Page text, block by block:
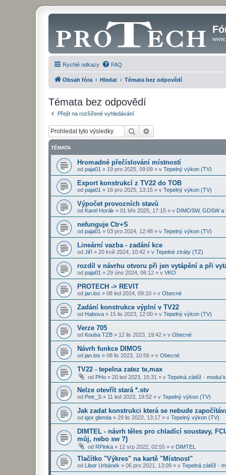
Rychlé odkazy FAQ
Obsah fóra Hledat Témata bez odpovědí
Témata bez odpovědí
Přejít na rozšířené vyhledávání
Hledat
TÉMATA
Hromadné přečíslování místností
od paja01 » 19 pro 2025, 09:09 » v Tepelný výkon (TV)
Export konstrukcí z TV22 do TOB
od paja01 » 16 pro 2025, 13:15 » v Tepelný výkon (TV)
Výpočet provozních stavů
od Karel Horák » 01 bře 2025, 17:15 » v DIMOSW, GDSW a
nefunguje Ctr+S
od paja01 » 03 pro 2024, 12:48 » v Tepelný výkon (TV)
Lineární vazba - zadání kce
od Jiří » 20 kvě 2024, 10:42 » v Tepelné ztráty (TZ)
rozdíl v návrhu otvoru při jen vytápění a při
od paja01 » 29 úno 2024, 06:12 » v VKO
PROTECH -> REVIT
od jan.los » 08 led 2024, 09:10 » v Obecné
Zadání konstrukce výplní v TV22
od Habova » 15 lis 2023, 12:00 » v Tepelný výkon (TV)
Verze 705
od Kouba TZB » 12 lis 2023, 19:42 » v Obecné
Návrh funkce DIMOS
od jan.los » 08 lis 2023, 10:56 » v Obecné
TV22 - tepelna zatez te,max
od PHo » 20 led 2023, 15:31 » v Tepelná zátěž - modul
Nelze otevřít stará *.stv
od Petr_S » 11 led 2023, 19:52 » v Tepelný výkon (TV)
Jak zadat konstrukci která se nebude
od igor glenda » 29 lis 2022, 13:17 » v Tepelný výkon (TV)
DIMTEL - návrh těles pro chladící soustavy,
můj, nebo sw ?)
od RPinka » 12 srp 2022, 02:55 » v DIMTEL
Tlačítko "Výkres" na kartě "Místnost"
od Libor Urbánek » 06 pro 2021, 13:09 » v Tepelná zátěž -